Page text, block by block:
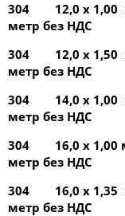
304 12,0 х
метр без НДС
304 12,0 х
метр без НДС
304 14,0 х
метр без НДС
304 16,0 х
метр без НДС
304 16,0 х
метр без НДС